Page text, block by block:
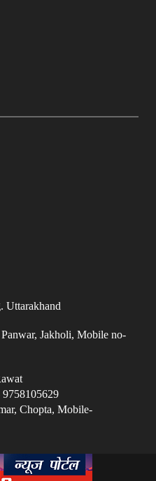
Uttarakhand
Jakholi, Mobile no-
9758105629
Chopta, Mobile-